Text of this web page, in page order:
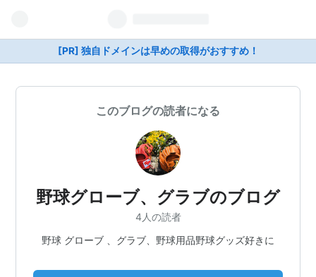
[PR] 独自ドメインは早めの取得がおすすめ！
このブログの読者になる
野球グローブ、グラブのブログ
4人の読者
野球 グローブ 、グラブ、野球用品野球グッズ好きに